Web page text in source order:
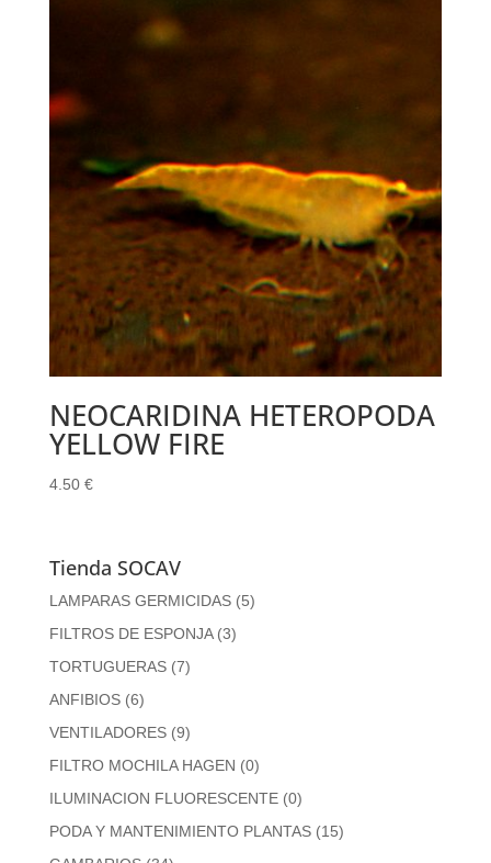
NEOCARIDINA HETEROPODA
YELLOW FIRE
4.50 €
Tienda SOCAV
LAMPARAS GERMICIDAS (5)
FILTROS DE ESPONJA (3)
TORTUGUERAS (7)
ANFIBIOS (6)
VENTILADORES (9)
FILTRO MOCHILA HAGEN (0)
ILUMINACION FLUORESCENTE (0)
PODA Y MANTENIMIENTO PLANTAS (15)